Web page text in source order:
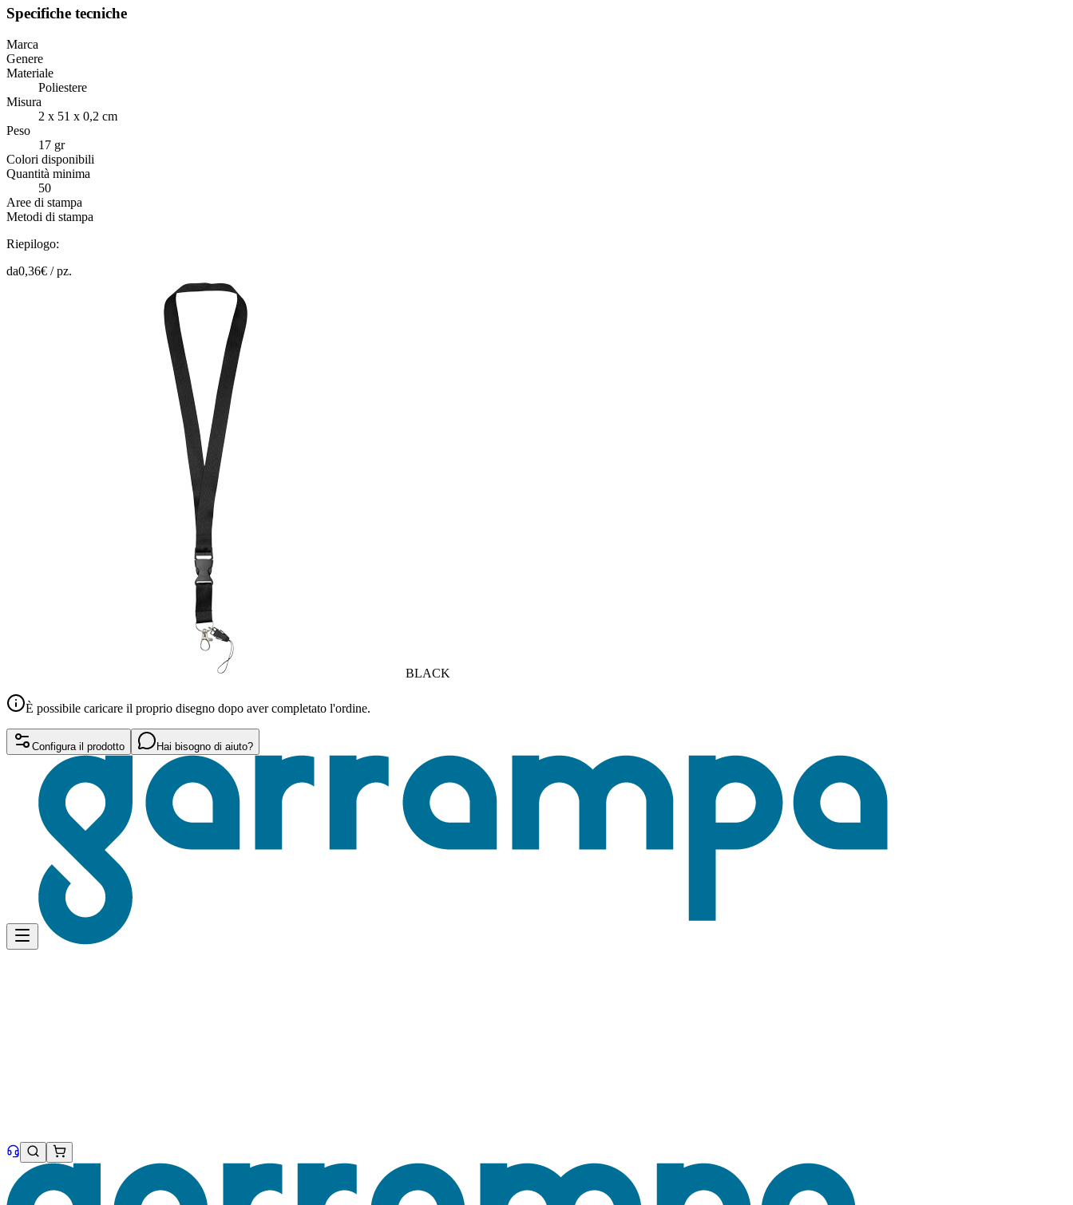
Specifiche tecniche
Marca
Genere
Materiale
Poliestere
Misura
2 x 51 x 0,2 cm
Peso
17 gr
Colori disponibili
Quantità minima
50
Aree di stampa
Metodi di stampa
Riepilogo:
da0,36€ /pz.
BLACK
È possibile caricare il proprio disegno dopo aver completato l'ordine.
Configura il prodotto Hai bisogno di aiuto?